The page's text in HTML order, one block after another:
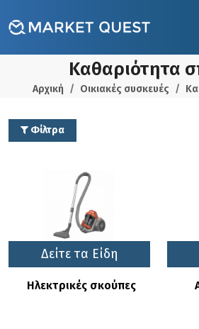
Καθαριότητα
Αρχική Οικιακές συσκευές
Φίλτρα
Δείτε τα Είδη
Hλεκτρικές σκούπες